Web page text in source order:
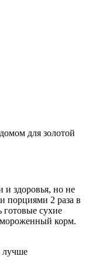
для золотой
и здоровья, но не
порциями 2 раза в
готовые сухие
корм.
лучше